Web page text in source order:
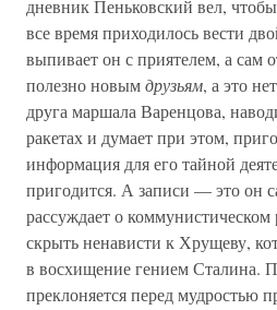
дневник Пеньковский вел,
все время приходилось вести
выпивает он с приятелем, а сам
полезно новымдрузьям, а это
друга маршала Варенцова,
ракетах и думает при этом,
информация для его тайной
пригодится. А записи — это он
рассуждает о
скрыть ненависти к Хрущеву,
в восхищение гением Сталина.
преклоняется перед мудростью